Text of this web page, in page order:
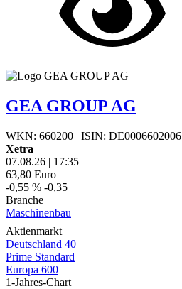
GEA GROUP AG
WKN: 660200 | ISIN: DE0006602006
Xetra
07.08.26 | 17:35
63,80 Euro
-0,55 % -0,35
Branche
Maschinenbau
Aktienmarkt
Deutschland 40
Prime Standard
Europa 600
1-Jahres-Chart